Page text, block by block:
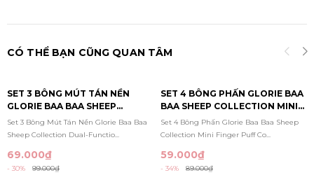
CÓ THỂ BẠN CŨNG QUAN TÂM
SET 3 BÔNG MÚT TÁN NỀN
GLORIE BAA BAA SHEEP
COLLECTION DUAL-FUNCTION
FOUNDATION PUFFS
Set 3 Bông Mút Tán Nền Glorie Baa Baa
Sheep Collection Dual-Functio...
69.000₫
- 30% 99.000₫
SET 4 BÔNG PHẤN GLORIE BAA
BAA SHEEP COLLECTION MINI
FINGER PUFF COMBO
Set 4 Bông Phấn Glorie Baa Baa Sheep
Collection Mini Finger Puff Co...
59.000₫
- 34% 89.000₫